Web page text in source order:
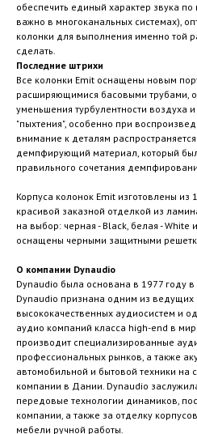
обеспечить единый характер звука
важно в многоканальных системах),
колонки для выполнения именно той
сделать.
Последние штрихи
Все колонки Emit оснащены новым
расширяющимися басовыми трубами,
уменьшения турбулентности воздуха
"пыхтения", особенно при
внимание к деталям
демпфирующий материал, который
правильного сочетания
Корпуса колонок Emit изготовлены
красивой заказной отделкой из
на выбор: черная - Black, белая - White
оснащены черными защитными
О компании Dynaudio
Dynaudio была основана в 1977 году
Dynaudio признана одним из ведущих
высококачественных аудиосистем и
аудио компаний класса high-end в
производит специализированные
профессиональных рынков, а также
автомобильной и бытовой техники на
компании в Дании. Dynaudio
передовые технологии динамиков,
компании, а также за отделку
мебели ручной работы.